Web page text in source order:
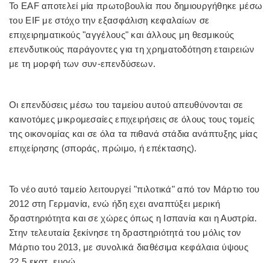
Το EAF αποτελεί μία πρωτοβουλία που δημιουργήθηκε μέσω
του EIF με στόχο την εξασφάλιση κεφαλαίων σε
επιχειρηματικούς "αγγέλους" και άλλους μη θεσμικούς
επενδυτικούς παράγοντες για τη χρηματοδότηση εταιρειών
με τη μορφή των συν-επενδύσεων.
Οι επενδύσεις μέσω του ταμείου αυτού απευθύνονται σε
καινοτόμες μικρομεσαίες επιχειρήσεις σε όλους τους τομείς
της οικονομίας και σε όλα τα πιθανά στάδια ανάπτυξης μίας
επιχείρησης (σποράς, πρώιμο, ή επέκτασης).
To νέο αυτό ταμείο λειτουργεί "πιλοτικά" από τον Μάρτιο του
2012 στη Γερμανία, ενώ ήδη εχει αναπτύξει μερική
δραστηριότητα και σε χώρες όπως η Ισπανία και η Αυστρία.
Στην τελευταία ξεκίνησε τη δραστηριότητά του μόλις τον
Μάρτιο του 2013, με συνολικά διαθέσιμα κεφάλαια ύψους